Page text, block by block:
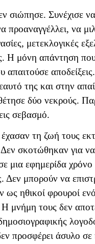
σιώπησε. Συνέχισε να
προαναγγέλλει, να
μετεκλογικές
Η μόνη απάντηση
απαιτούσε
της και στην
δύο νεκρούς.
σεβασμό.
έχασαν τη ζωή τους
σκοτώθηκαν για να
μια εφημερίδα χρόνο
Δεν μπορούν να
ως ηθικοί φρουροί
Η μνήμη τους δεν
προσφέρει άσυλο σε